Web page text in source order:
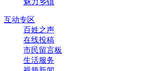
互动专区
百姓之声
在线投稿
市民留言板
生活服务